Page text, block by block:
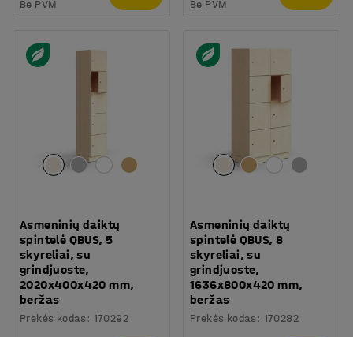
Be PVM Be PVM
Asmeninių daiktų
spintelė QBUS, 5
skyreliai, su
grindjuoste,
2020x400x420 mm,
beržas
Prekės kodas : 170292
Asmeninių daiktų
spintelė QBUS, 8
skyreliai, su
grindjuoste,
1636x800x420 mm,
beržas
Prekės kodas : 170282